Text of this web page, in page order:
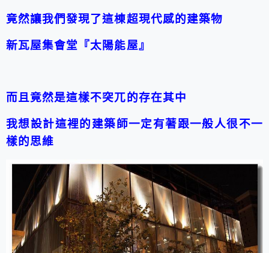
竟然讓我們發現了這棟超現代感的建築物
新瓦屋集會堂『太陽能屋』
而且竟然是這樣不突兀的存在其中
我想設計這裡的建築師一定有著跟一般人很不一
樣的思維